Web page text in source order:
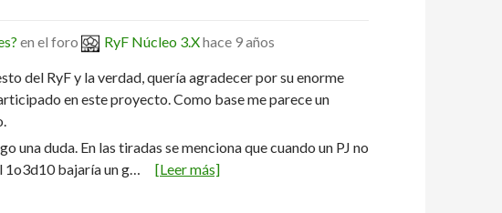
en el foro RyF Núcleo 3.Xhace 9 años
del RyF y la verdad, quería agradecer por su enorme
en este proyecto. Como base me parece un
una duda. En las tiradas se menciona que cuando un PJ no
1o3d10 bajaría un g…
[Leer más]